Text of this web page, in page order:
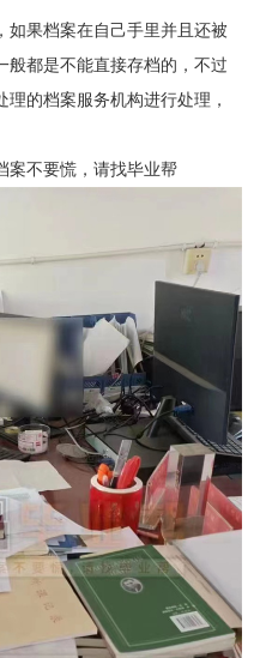
如果档案在自己手里并且还被
般都是不能直接存档的，不过
的档案服务机构进行处理，
案不要慌，请找毕业帮